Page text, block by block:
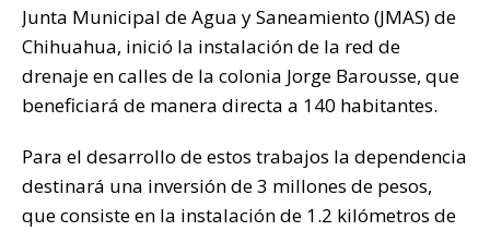
k
Junta Municipal de Agua y Saneamiento (JMAS) de
Chihuahua, inició la instalación de la red de
drenaje en calles de la colonia Jorge Barousse, que
beneficiará de manera directa a 140 habitantes.
Para el desarrollo de estos trabajos la dependencia
destinará una inversión de 3 millones de pesos,
que consiste en la instalación de 1.2 kilómetros de